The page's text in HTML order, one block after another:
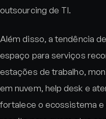
outsourcing de TI.
Além disso, a tendência
espaço para serviços
estações de trabalho,
em nuvem, help desk e
fortalece o ecossistema e